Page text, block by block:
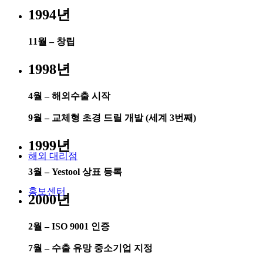
해외 대리점
홍보센터
1994년
11월 – 창립
1998년
4월 – 해외수출 시작
9월 – 교체형 초경 드릴 개발 (세계 3번째)
1999년
3월 – Yestool 상표 등록
2000년
2월 – ISO 9001 인증
7월 – 수출 유망 중소기업 지정